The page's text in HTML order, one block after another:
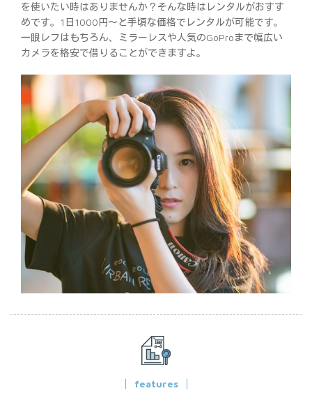
を使いたい時はありませんか？そんな時はレンタルがおすす
めです。1日1000円〜と手頃な価格でレンタルが可能です。
一眼レフはもちろん、ミラーレスや人気のGoProまで幅広い
カメラを格安で借りることができますよ。
features